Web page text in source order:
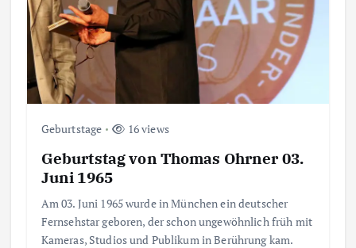
Geburtstage 16 views
Geburtstag von Thomas Ohrner 03.
Juni 1965
Am 03. Juni 1965 wurde in München ein deutscher
Fernsehstar geboren, der schon ungewöhnlich früh mit
Kameras, Studios und Publikum in Berührung kam.